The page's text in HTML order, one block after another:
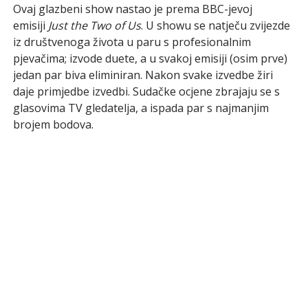
Ovaj glazbeni show nastao je prema BBC-jevoj
emisiji Just the Two of Us. U showu se natječu zvijezde
iz društvenoga života u paru s profesionalnim
pjevačima; izvode duete, a u svakoj emisiji (osim prve)
jedan par biva eliminiran. Nakon svake izvedbe žiri
daje primjedbe izvedbi. Sudačke ocjene zbrajaju se s
glasovima TV gledatelja, a ispada par s najmanjim
brojem bodova.